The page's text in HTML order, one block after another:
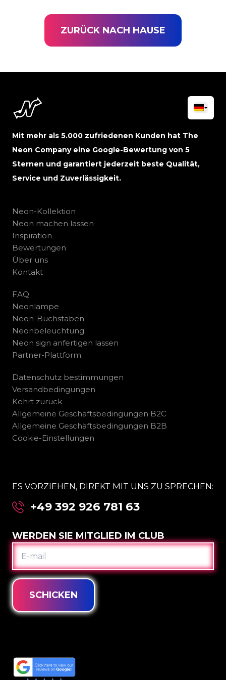
ZURÜCK NACH HAUSE
Mit mehr als 5.000 zufriedenen Kunden hat The
Neon Company eine Google-Bewertung von 5
Sternen und garantiert jederzeit beste Qualität,
Service und Zuverlässigkeit.
Neon-Kollektion
Neon machen lassen
Inspiration
Bewertungen
Über uns
Kontakt
FAQ
Neonlampe
Neon-Buchstaben
Neonbeleuchtung
Neon sign anfertigen lassen
Partner-Plattform
Datenschutz bestimmungen
Versandbedingungen
Kehrt zurück
Allgemeine Geschäftsbedingungen B2C
Allgemeine Geschäftsbedingungen B2B
Cookie-Einstellungen
ES VORZIEHEN, DIREKT MIT UNS ZU SPRECHEN:
+49 392 926 781 63
WERDEN SIE MITGLIED IM CLUB
E-
MAIL
SCHICKEN